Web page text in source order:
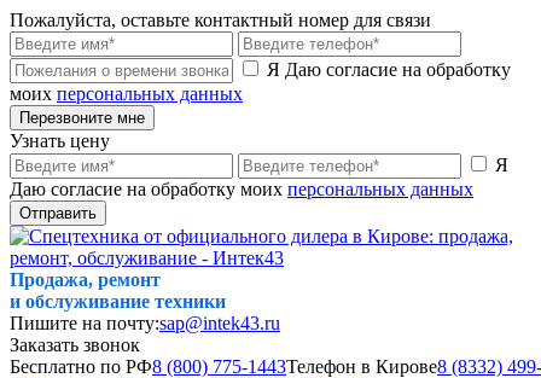
Пожалуйста, оставьте контактный номер для связи
Я Даю согласие на обработку
моих персональных данных
Перезвоните мне
Узнать цену
Я
Даю согласие на обработку моих персональных данных
Отправить
Продажа, ремонт
и обслуживание техники
Пишите на почту:sap@intek43.ru
Заказать звонок
Бесплатно по РФ8 (800) 775-1443Телефон в Кирове8 (8332)